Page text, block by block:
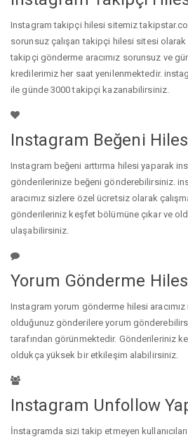
Instagram takipçi hilesi sitemiz
sorunsuz çalışan takipçi hilesi sitesi
takipçi gönderme aracımız sorunsuz ve
kredilerimiz her saat yenilenmektedir.
ile günde 3000 takipçi kazanabilirsiniz.
Instagram Beğeni
Instagram beğeni arttırma hilesi yaparak
gönderilerinize beğeni gönderebilirsiniz.
aracımız sizlere özel ücretsiz olarak
gönderileriniz keşfet bölümüne çıkar ve
ulaşabilirsiniz.
Yorum Gönderme
Instagram yorum gönderme hilesi
olduğunuz gönderilere yorum
tarafından görünmektedir. Gönderileriniz
oldukça yüksek bir etkileşim alabilirsiniz.
Instagram Unfollow
İnstagramda sizi takip etmeyen